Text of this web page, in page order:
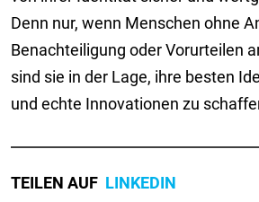
Denn nur, wenn Menschen ohne
Benachteiligung oder Vorurteilen
sind sie in der Lage, ihre besten
und echte Innovationen zu
TEILEN AUF LINKEDIN